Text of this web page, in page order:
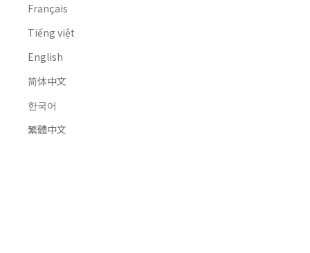
Français
Tiếng việt
English
简体中文
한국어
繁體中文